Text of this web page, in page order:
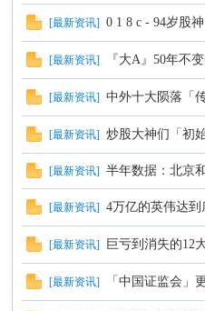
[最新资讯] 0 1 8 c - 94岁股
[最新资讯] 『大A』50年不
[最新资讯] 中外十大陨落「
[最新资讯] 炒股大神们「初
[最新资讯] 半年数据：北京
[最新资讯] 4万亿的英伟达
[最新资讯] 巨亏到消失的12
[最新资讯] 「中国证监会」